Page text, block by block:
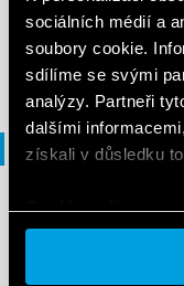
sociálních médií a
soubory cookie.
sdílíme se svými
analýzy. Partneři
dalšími
získali v důsledku
Cookie policy.
EN|| .PDF
Průvodce
PRŮVODCE
Selection